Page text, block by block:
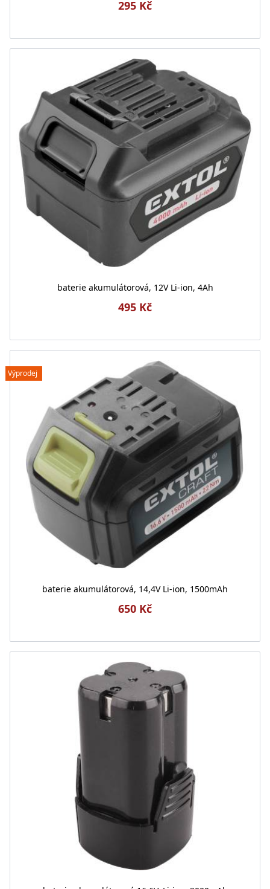
295 Kč
baterie akumulátorová, 12V Li-ion, 4Ah
495 Kč
Výprodej
baterie akumulátorová, 14,4V Li-ion, 1500mAh
650 Kč